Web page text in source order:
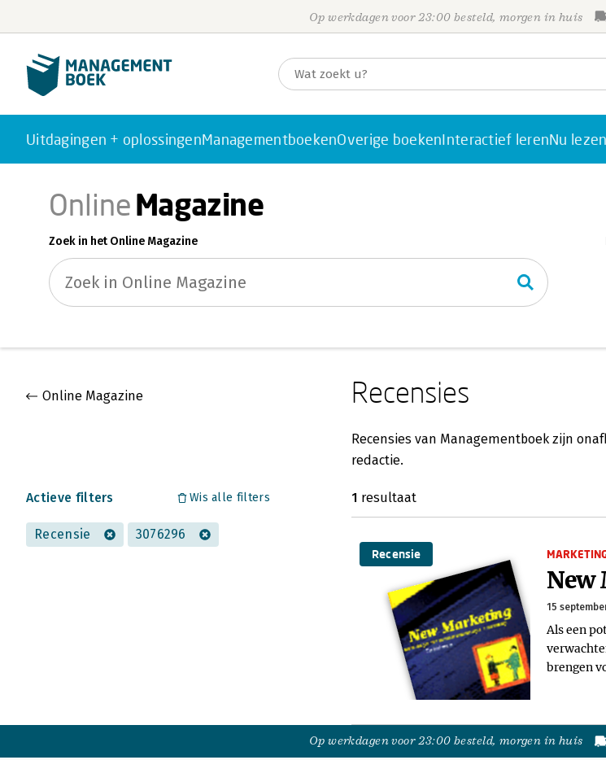
Op werkdagen voor 23:00 besteld, morgen in huis
Uitdagingen + oplossingenManagementboekenOverige boekenInteractief lerenNu lezen
OnlineMagazine
Zoek in het Online Magazine
Gevonden artikelen
Online Magazine
Actieve filters Wis alle filters
Recensie 3076296
Recensies
Recensies van Managementboek zijn
redactie.
1 resultaat
Recensie
New
15
Als een
brengen
Op werkdagen voor 23:00 besteld, morgen in huis